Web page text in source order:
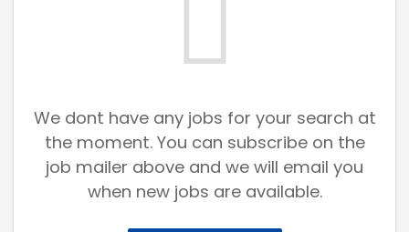
We dont have any jobs for your search at
the moment. You can subscribe on the
job mailer above and we will email you
when new jobs are available.